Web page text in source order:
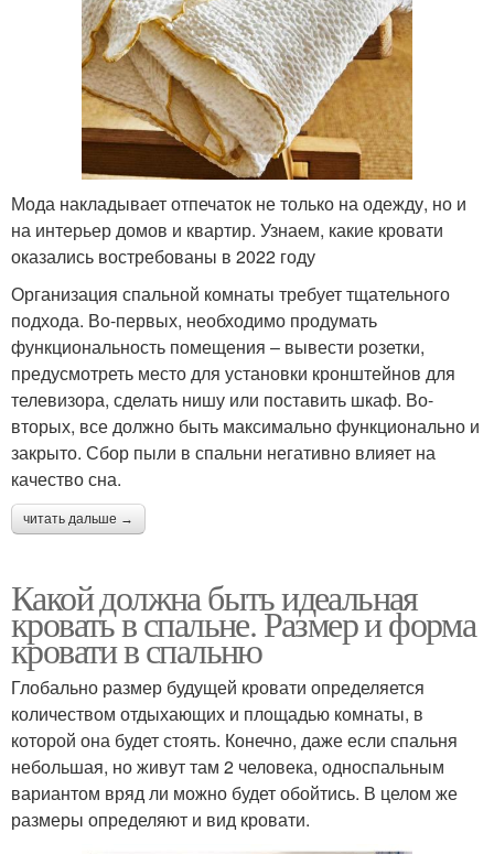
Мода накладывает отпечаток не только на одежду, но и
на интерьер домов и квартир. Узнаем, какие кровати
оказались востребованы в 2022 году
Организация спальной комнаты требует тщательного
подхода. Во-первых, необходимо продумать
функциональность помещения – вывести розетки,
предусмотреть место для установки кронштейнов для
телевизора, сделать нишу или поставить шкаф. Во-
вторых, все должно быть максимально функционально и
закрыто. Сбор пыли в спальни негативно влияет на
качество сна.
читать дальше →
Какой должна быть идеальная
кровать в спальне. Размер и форма
кровати в спальню
Глобально размер будущей кровати определяется
количеством отдыхающих и площадью комнаты, в
которой она будет стоять. Конечно, даже если спальня
небольшая, но живут там 2 человека, односпальным
вариантом вряд ли можно будет обойтись. В целом же
размеры определяют и вид кровати.